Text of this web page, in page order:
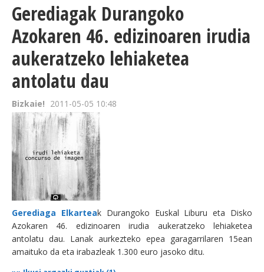
Gerediagak Durangoko
Azokaren 46. edizinoaren irudia
aukeratzeko lehiaketea
antolatu dau
Bizkaie! 2011-05-05 10:48
Gerediaga Elkarteak Durangoko Euskal Liburu eta Disko
Azokaren 46. edizinoaren irudia aukeratzeko lehiaketea
antolatu dau. Lanak aurkezteko epea garagarrilaren 15ean
amaituko da eta irabazleak 1.300 euro jasoko ditu.